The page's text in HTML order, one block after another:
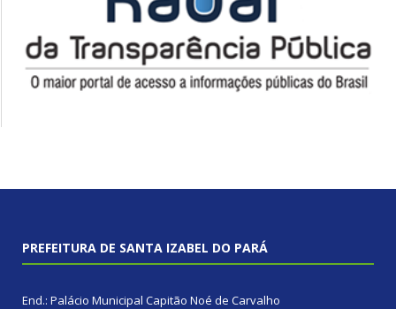
PREFEITURA DE SANTA IZABEL DO PARÁ
End.: Palácio Municipal Capitão Noé de Carvalho